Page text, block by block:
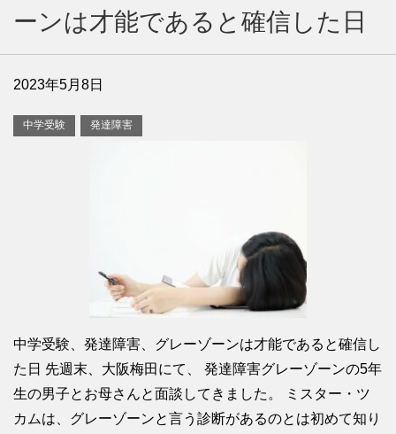
ーンは才能であると確信した日
2023年5月8日
中学受験 発達障害
中学受験、発達障害、グレーゾーンは才能であると確信し
た日 先週末、大阪梅田にて、 発達障害グレーゾーンの5年
生の男子とお母さんと面談してきました。 ミスター・ツ
カムは、グレーゾーンと言う診断があるのとは初めて知り